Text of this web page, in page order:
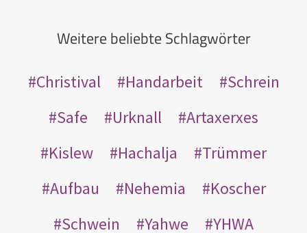
Weitere beliebte Schlagwörter
Christival Handarbeit
Schrein
Safe
Urknall
Artaxerxes
Kislew
Hachalja
Trümmer
Aufbau
Nehemia
Koscher
Schwein
Yahwe YHWA